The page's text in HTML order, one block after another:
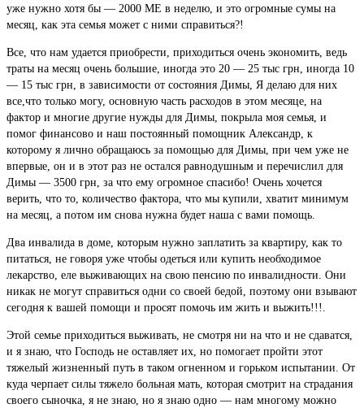
уже нужно хотя бы — 2000 МЕ в неделю, и это огромные сумы на
месяц, как эта семья может с ними справиться?!
Все, что нам удается приобрести, приходиться очень экономить, ведь
траты на месяц очень большие, иногда это 20 — 25 тыс грн, иногда 10
— 15 тыс грн, в зависимости от состояния Димы, Я делаю для них
все,что только могу, основную часть расходов в этом месяце, на
фактор и многие другие нужды для Димы, покрыла моя семья, и
помог финансово и наш постоянный помощник Александр, к
которому я лично обращаюсь за помощью для Димы, при чем уже не
впервые, он и в этот раз не остался равнодушным и перечислил для
Димы — 3500 грн, за что ему огромное спасибо! Очень хочется
верить, что то, количество фактора, что мы купили, хватит минимум
на месяц, а потом им снова нужна будет наша с вами помощь.
Два инвалида в доме, которым нужно заплатить за квартиру, как то
питаться, не говоря уже чтобы одеться или купить необходимое
лекарство, еле выживающих на свою пенсию по инвалидности. Они
никак не могут справиться одни со своей бедой, поэтому они взывают
сегодня к вашей помощи и просят помочь им жить и выжить!!!.
Этой семье приходиться выживать, не смотря ни на что и не сдаватся,
и я знаю, что Господь не оставляет их, но помогает пройти этот
тяжелый жизненный путь в таком огненном и горьком испытании. От
куда черпает силы тяжело больная мать, которая смотрит на страдания
своего сыночка, я не знаю, но я знаю одно — нам многому можно